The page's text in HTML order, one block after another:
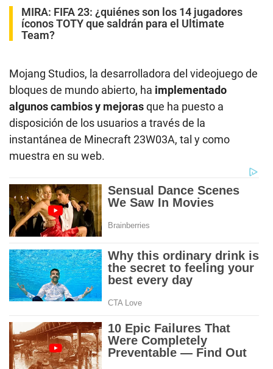
MIRA: FIFA 23: ¿quiénes son los 14 jugadores
íconos TOTY que saldrán para el Ultimate
Team?
Mojang Studios, la desarrolladora del videojuego de
bloques de mundo abierto, ha implementado
algunos cambios y mejorasque ha puesto a
disposición de los usuarios a través de la
instantánea de Minecraft 23W03A, tal y como
muestra en su web.